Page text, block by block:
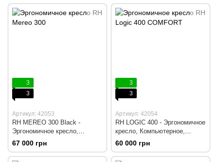
Крестовина алюминий,
Подголовник регулируемый
Спинка пластик, Коричневый,
Крестовина алюминий черный
3
3
Артикул: 42053
RH MEREO 300 Black -
Эргономичное кресло,
Компьютерное, Игровое,
Геймерское, Ткань,
Крестовина алюминий,
67 000 грн
3
3
Артикул: 42054
RH LOGIC 400 - Эргономичное
кресло, Компьютерное,
Игровое, Геймерское, Ткань,
Крестовина алюминий,
Подголовник регулируемый
60 000 грн